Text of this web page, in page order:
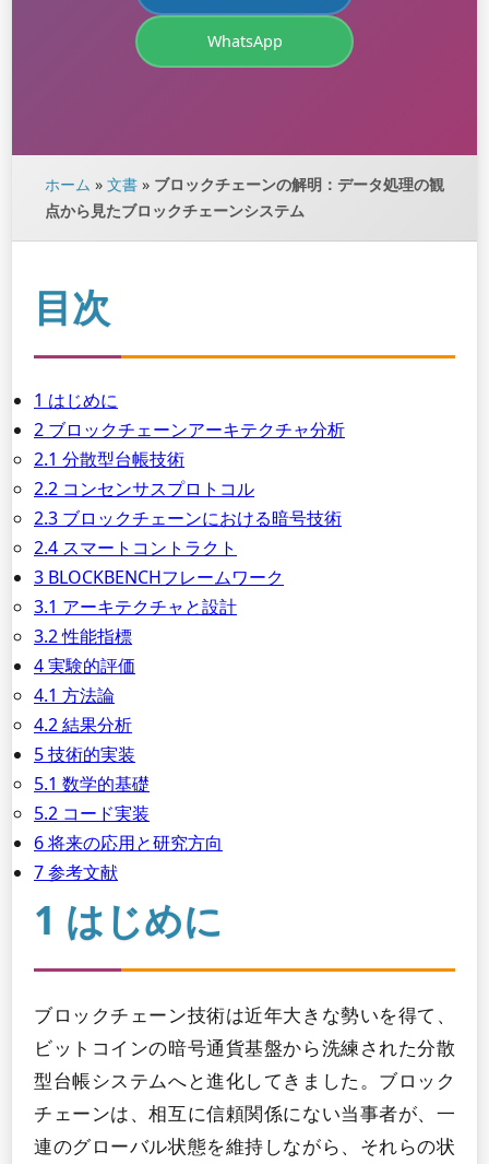
WhatsApp
ホーム » 文書 » ブロックチェーンの解明：データ処理の観
点から見たブロックチェーンシステム
目次
1 はじめに
2 ブロックチェーンアーキテクチャ分析
2.1 分散型台帳技術
2.2 コンセンサスプロトコル
2.3 ブロックチェーンにおける暗号技術
2.4 スマートコントラクト
3 BLOCKBENCHフレームワーク
3.1 アーキテクチャと設計
3.2 性能指標
4 実験的評価
4.1 方法論
4.2 結果分析
5 技術的実装
5.1 数学的基礎
5.2 コード実装
6 将来の応用と研究方向
7 参考文献
1 はじめに
ブロックチェーン技術は近年大きな勢いを得て、
ビットコインの暗号通貨基盤から洗練された分散
型台帳システムへと進化してきました。ブロック
チェーンは、相互に信頼関係にない当事者が、一
連のグローバル状態を維持しながら、それらの状